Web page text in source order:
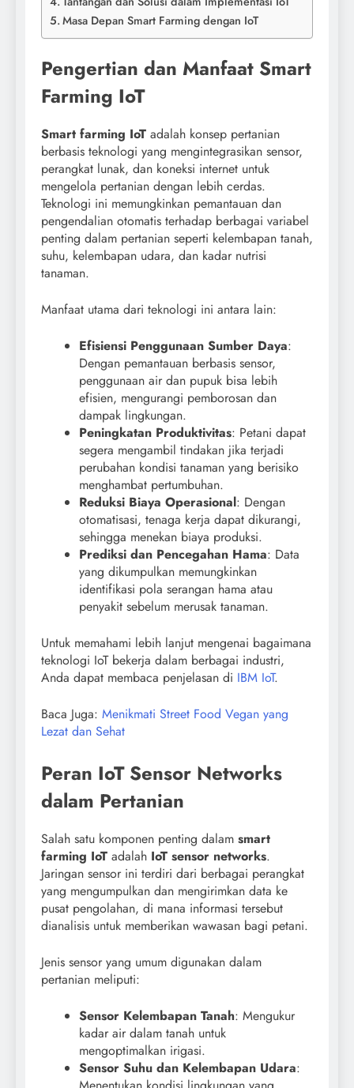
Masa Depan Smart Farming dengan IoT
Pengertian dan Manfaat Smart
Farming IoT
Smart farming IoT adalah konsep pertanian
berbasis teknologi yang mengintegrasikan sensor,
perangkat lunak, dan koneksi internet untuk
mengelola pertanian dengan lebih cerdas.
Teknologi ini memungkinkan pemantauan dan
pengendalian otomatis terhadap berbagai variabel
penting dalam pertanian seperti kelembapan tanah,
suhu, kelembapan udara, dan kadar nutrisi
tanaman.
Manfaat utama dari teknologi ini antara lain:
Efisiensi Penggunaan Sumber Daya:
Dengan pemantauan berbasis sensor,
penggunaan air dan pupuk bisa lebih
efisien, mengurangi pemborosan dan
dampak lingkungan.
Peningkatan Produktivitas: Petani dapat
segera mengambil tindakan jika terjadi
perubahan kondisi tanaman yang berisiko
menghambat pertumbuhan.
Reduksi Biaya Operasional: Dengan
otomatisasi, tenaga kerja dapat dikurangi,
sehingga menekan biaya produksi.
Prediksi dan Pencegahan Hama: Data
yang dikumpulkan memungkinkan
identifikasi pola serangan hama atau
penyakit sebelum merusak tanaman.
Untuk memahami lebih lanjut mengenai bagaimana
teknologi IoT bekerja dalam berbagai industri,
Anda dapat membaca penjelasan di IBM IoT.
Baca Juga: Menikmati Street Food Vegan yang
Lezat dan Sehat
Peran IoT Sensor Networks
dalam Pertanian
Salah satu komponen penting dalam smart
farming IoT adalah IoT sensor networks.
Jaringan sensor ini terdiri dari berbagai perangkat
yang mengumpulkan dan mengirimkan data ke
pusat pengolahan, di mana informasi tersebut
dianalisis untuk memberikan wawasan bagi petani.
Jenis sensor yang umum digunakan dalam
pertanian meliputi:
Sensor Kelembapan Tanah: Mengukur
kadar air dalam tanah untuk
mengoptimalkan irigasi.
Sensor Suhu dan Kelembapan Udara: